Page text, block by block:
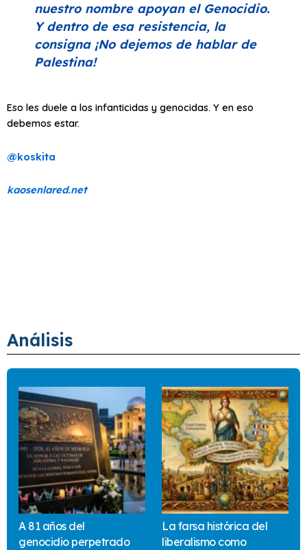
nuestro nombre apoyan el Genocidio.
Y dentro de esa resistencia, la
consigna ¡No dejemos de hablar de
Palestina!
Eso les duele a los infanticidas y genocidas. Y en eso
debemos estar.
@koskita
kaosenlared.net
Análisis
A 81 años del
genocidio perpetrado
La farsa histórica del
liberalismo como